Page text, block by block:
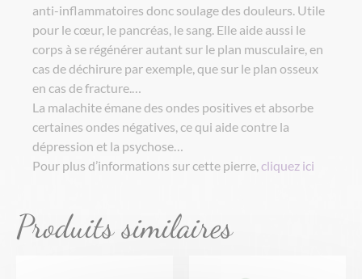
anti-inflammatoires donc soulage des douleurs. Utile
pour le cœur, le pancréas, le sang. Elle aide aussi le
corps à se régénérer autant sur le plan musculaire, en
cas de déchirure par exemple, que sur le plan osseux
en cas de fracture.…
La malachite émane des ondes positives et absorbe
certaines ondes négatives, ce qui aide contre la
dépression et la psychose…
Pour plus d’informations sur cette pierre,cliquez ici
Produits similaires